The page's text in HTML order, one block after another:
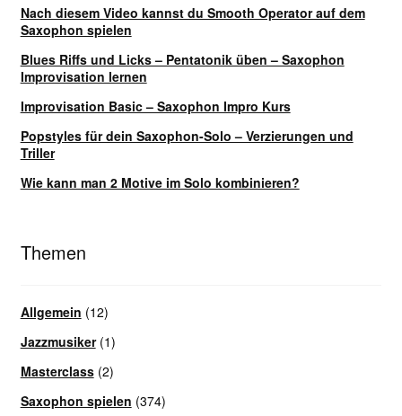
Nach diesem Video kannst du Smooth Operator auf dem
Saxophon spielen
Blues Riffs und Licks – Pentatonik üben – Saxophon
Improvisation lernen
Improvisation Basic – Saxophon Impro Kurs
Popstyles für dein Saxophon-Solo – Verzierungen und
Triller
Wie kann man 2 Motive im Solo kombinieren?
Themen
Allgemein (12)
Jazzmusiker(1)
Masterclass(2)
Saxophon spielen (374)